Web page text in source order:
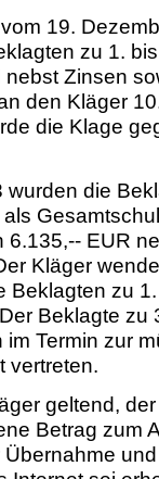
19.
zu 1.
Zinsen
den Kläger
die Klage
die
EUR
Kläger
Beklagten zu
Beklagte zu
Termin zur
vertreten.
geltend,
Betrag zum